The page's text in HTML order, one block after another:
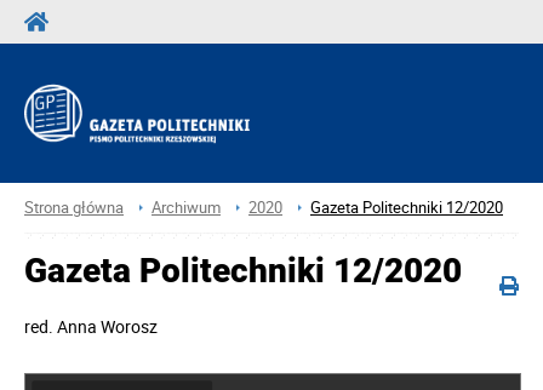
Strona główna Archiwum 2020 Gazeta Politechniki 12/2020
Gazeta Politechniki 12/2020
red. Anna Worosz